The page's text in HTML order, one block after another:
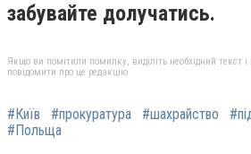
забувайте долучатись.
Якщо ви помітили помилку, виділіть необхідний текст
повідомити про це редакцію
#Київ #прокуратура #шахрайство
#Польща